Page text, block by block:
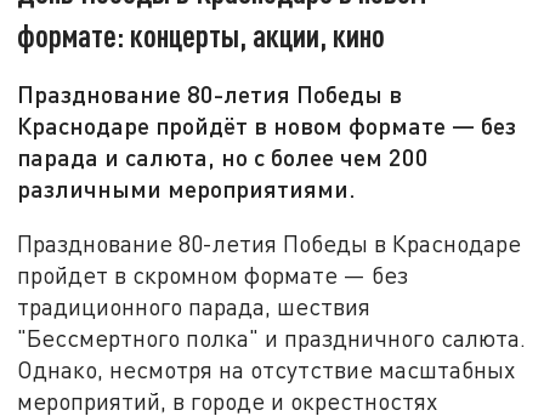
формате: концерты, акции, кино
Празднование 80-летия Победы в
Краснодаре пройдёт в новом формате — без
парада и салюта, но с более чем 200
различными мероприятиями.
Празднование 80-летия Победы в Краснодаре
пройдет в скромном формате — без
традиционного парада, шествия
"Бессмертного полка" и праздничного салюта.
Однако, несмотря на отсутствие масштабных
мероприятий, в городе и окрестностях